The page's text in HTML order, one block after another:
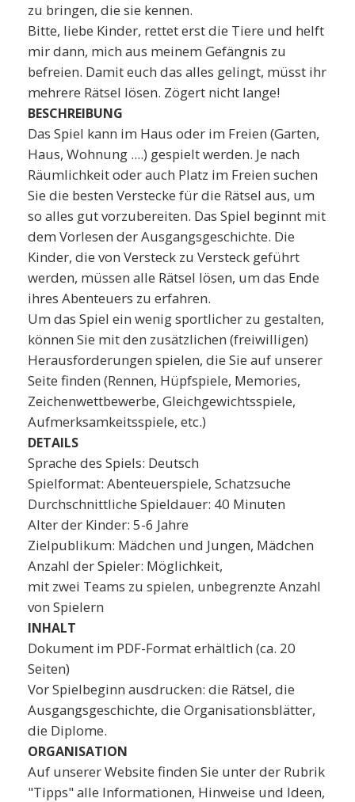
zu bringen, die sie kennen.
Bitte, liebe Kinder, rettet erst die Tiere und helft
mir dann, mich aus meinem Gefängnis zu
befreien. Damit euch das alles gelingt, müsst ihr
mehrere Rätsel lösen. Zögert nicht lange!
BESCHREIBUNG
Das Spiel kann im Haus oder im Freien (Garten,
Haus, Wohnung ....) gespielt werden. Je nach
Räumlichkeit oder auch Platz im Freien suchen
Sie die besten Verstecke für die Rätsel aus, um
so alles gut vorzubereiten. Das Spiel beginnt mit
dem Vorlesen der Ausgangsgeschichte. Die
Kinder, die von Versteck zu Versteck geführt
werden, müssen alle Rätsel lösen, um das Ende
ihres Abenteuers zu erfahren.
Um das Spiel ein wenig sportlicher zu gestalten,
können Sie mit den zusätzlichen (freiwilligen)
Herausforderungen spielen, die Sie auf unserer
Seite finden (Rennen, Hüpfspiele, Memories,
Zeichenwettbewerbe, Gleichgewichtsspiele,
Aufmerksamkeitsspiele, etc.)
DETAILS
Sprache des Spiels: Deutsch
Spielformat: Abenteuerspiele, Schatzsuche
Durchschnittliche Spieldauer: 40 Minuten
Alter der Kinder: 5-6 Jahre
Zielpublikum: Mädchen und Jungen, Mädchen
Anzahl der Spieler: Möglichkeit,
mit zwei Teams zu spielen, unbegrenzte Anzahl
von Spielern
INHALT
Dokument im PDF-Format erhältlich (ca. 20
Seiten)
Vor Spielbeginn ausdrucken: die Rätsel, die
Ausgangsgeschichte, die Organisationsblätter,
die Diplome.
ORGANISATION
Auf unserer Website finden Sie unter der Rubrik
"Tipps" alle Informationen, Hinweise und Ideen,